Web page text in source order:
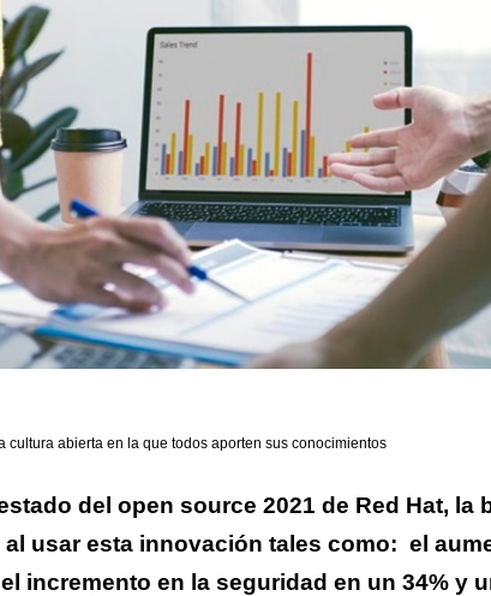
cultura abierta en la que todos aporten sus conocimientos
del open source 2021 de Red Hat, la
usar esta innovación tales como: el
incremento en la seguridad en un 34% y